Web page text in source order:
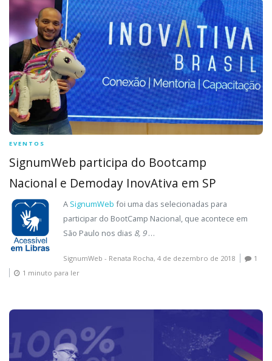
EVENTOS
SignumWeb participa do Bootcamp
Nacional e Demoday InovAtiva em SP
A SignumWeb foi uma das selecionadas para
participar do BootCamp Nacional, que acontece em
São Paulo nos dias 8, 9…
SignumWeb - Renata Rocha,4 de dezembro de 2018
1
1 minuto para ler